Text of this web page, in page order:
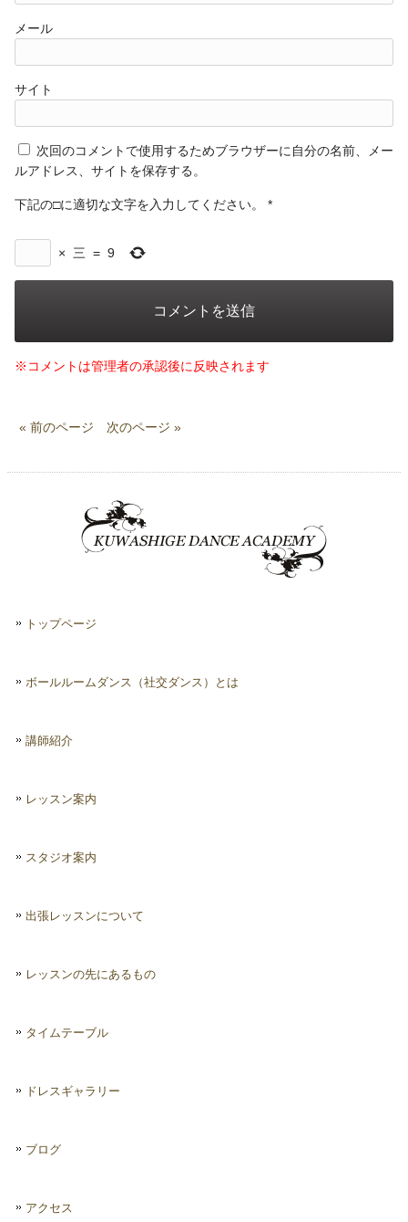
メール
サイト
次回のコメントで使用するためブラウザーに自分の名前、メー
ルアドレス、サイトを保存する。
下記の□に適切な文字を入力してください。 *
× 三 = 9
※コメントは管理者の承認後に反映されます
« 前のページ 次のページ »
トップページ
ボールルームダンス（社交ダンス）とは
講師紹介
レッスン案内
スタジオ案内
出張レッスンについて
レッスンの先にあるもの
タイムテーブル
ドレスギャラリー
ブログ
アクセス